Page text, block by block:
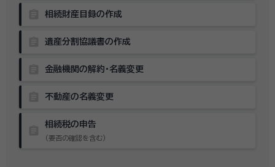
相続財産目録の作成
遺産分割協議書の作成
金融機関の解約・名義変更
不動産の名義変更
相続税の申告
（要否の確認を含む）